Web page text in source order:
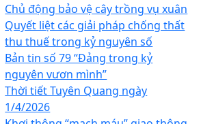
Chủ động bảo vệ cây trồng vụ xuân
Quyết liệt các giải pháp chống thất
thu thuế trong kỷ nguyên số
Bản tin số 79 “Đảng trong kỷ
nguyên vươn mình”
Thời tiết Tuyên Quang ngày
1/4/2026